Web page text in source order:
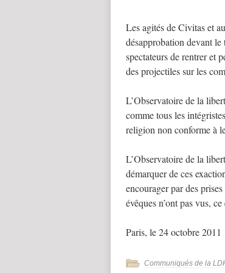
Les agités de Civitas et
désapprobation devant
spectateurs de rentrer et
des projectiles sur les
L’Observatoire de la
comme tous les
religion non conforme à
L’Observatoire de la
démarquer de ces
encourager par des
évêques n’ont pas vus,
Paris, le 24 octobre 2011
Communiqués de la